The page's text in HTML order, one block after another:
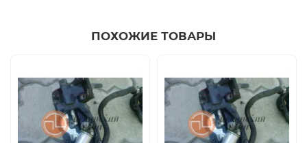
ПОХОЖИЕ ТОВАРЫ